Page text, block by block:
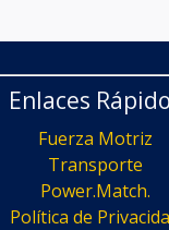
Enlaces
Fuerza Motriz
Transporte
Power.Match.
Política de